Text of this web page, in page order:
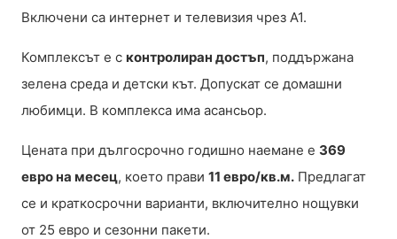
Включени са интернет и телевизия чрез А1.
Комплексът е с контролиран достъп, поддържана
зелена среда и детски кът. Допускат се домашни
любимци. В комплекса има асансьор.
Цената при дългосрочно годишно наемане е 369
евро на месец, което прави 11 евро/кв.м. Предлагат
се и краткосрочни варианти, включително нощувки
от 25 евро и сезонни пакети.